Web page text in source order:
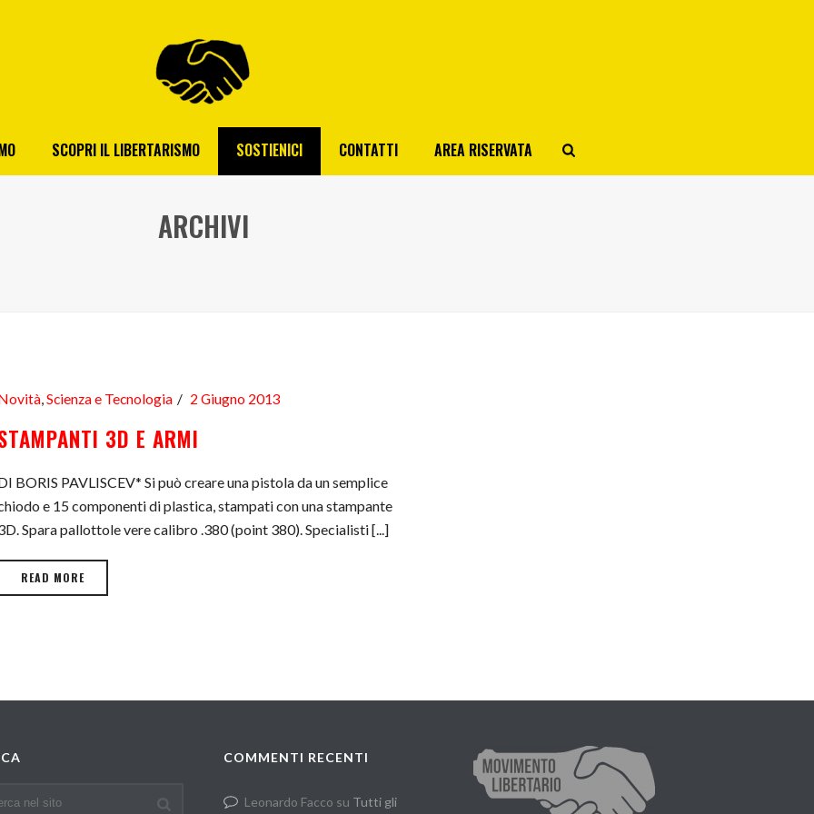
SCOPRI IL LIBERTARISMO SOSTIENICI CONTATTI AREA RISERVATA
ARCHIVI
,Scienza e Tecnologia 2 Giugno 2013
3D E ARMI
BORIS PAVLISCEV* Si può creare una pistola da un semplice
e 15 componenti di plastica, stampati con una stampante
Spara pallottole vere calibro .380 (point 380). Specialisti [...]
READ MORE
COMMENTI RECENTI
Leonardo Facco su Tutti gli